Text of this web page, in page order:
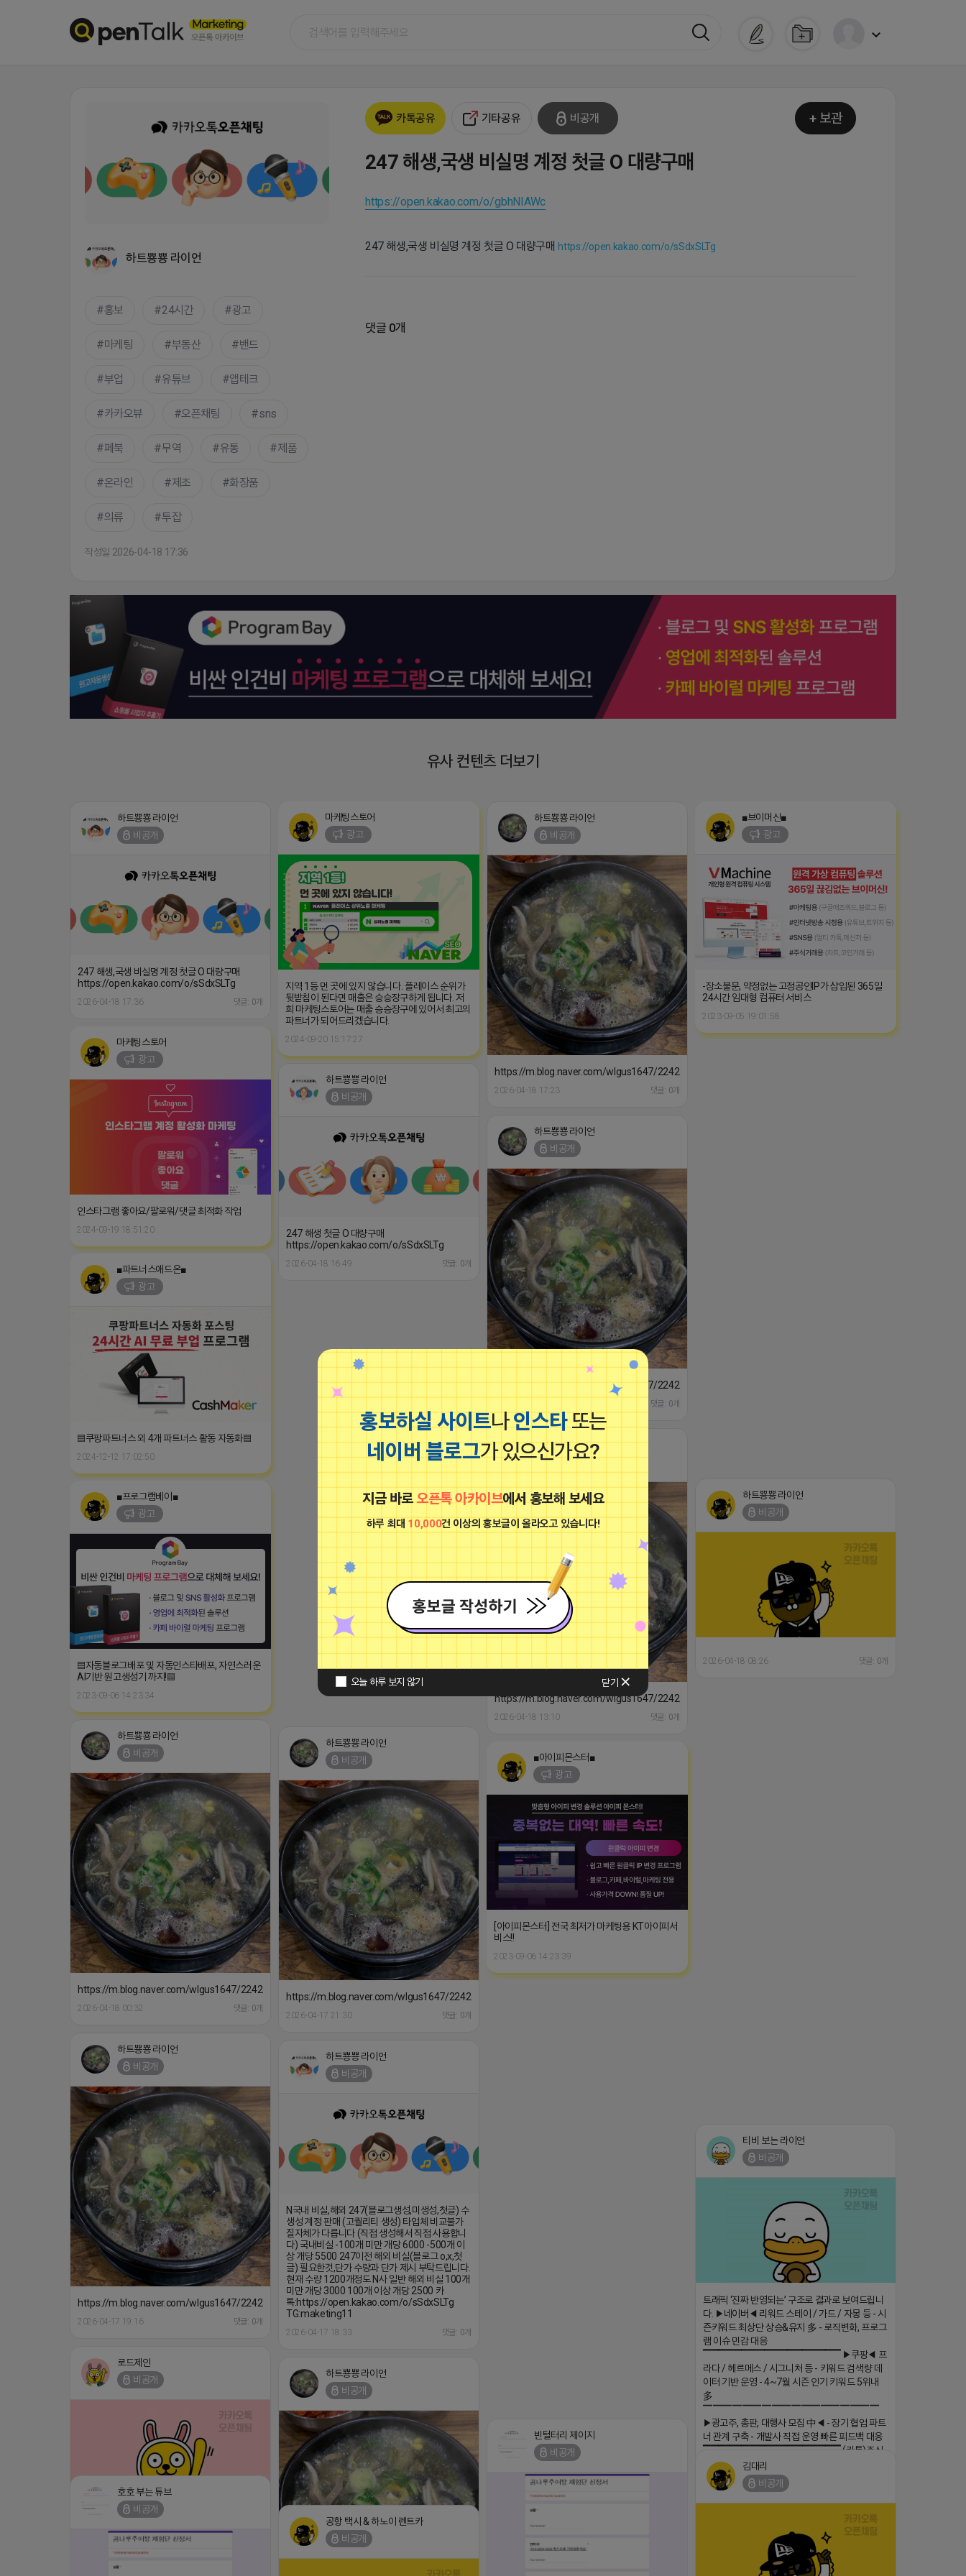
홍보하실 사이트나인스타또는
네이버 블로그가 있으신가요?
지금 바로오픈톡 아카이브에서 홍보해 보세요
하루 최대 10,000건 이상의 홍보글이 올라오고 있습니다!
오늘 하루 보지 않기 닫기
하트뿅뿅 라이언
홍보 24시간 광고
마케팅 부동산 밴드
부업 유튜브 앱테크
카카오뷰 오픈채팅 sns
페북 무역 유통 제품
온라인 제조 화장품
의류 투잡
작성일 2026-04-18 17:36
카톡공유 기타공유 비공개 + 보관
247 해생,국생 비실명 계정 첫글 O 대량구매
https://open.kakao.com/o/gbhNIAWc
247 해생,국생 비실명 계정 첫글 O 대량구매https://open.kakao.com/o/sSdxSLTg
댓글 0개
유사 컨텐츠 더보기
하트뿅뿅 라이언
비공개
247 해생,국생 비실명 계정 첫글 O 대량구매
https://open.kakao.com/o/sSdxSLTg
2026-04-18 17:36 댓글: 0개
마케팅스토어
광고
지역 1등 먼 곳에 있지 않습니다. 플레이스 순위가
뒷받침이 된다면 매출은 승승장구하게 됩니다. 저
희 마케팅스토어는 매출 승승장구에 있어서 최고의
파트너가 되어드리겠습니다.
2024-09-20 15:17:27
하트뿅뿅 라이언
비공개
https://m.blog.naver.com/wlgus1647/224253846149
2026-04-18 17:23 댓글: 0개
■브이머신■
광고
-장소불문, 약정없는 고정공인IP가 삽입된 365일
24시간 임대형 컴퓨터 서비스
2023-09-05 19:01:58
마케팅스토어
광고
인스타그램 좋아요/팔로워/댓글 최적화 작업
2024-09-19 18:51:20
하트뿅뿅 라이언
비공개
247 해생 첫글 O 대량구매
https://open.kakao.com/o/sSdxSLTg
2026-04-18 16:49 댓글: 0개
하트뿅뿅 라이언
비공개
https://m.blog.naver.com/wlgus1647/224253846149
댓글: 0개
■파트너스애드온■
광고
▤쿠팡파트너스 외 4개 파트너스 활동 자동화▤
2024-12-12 17:02:50
하트뿅뿅 라이언
비공개
https://m.blog.naver.com/wlgus1647/224253846149
2026-04-18 13:10 댓글: 0개
하트뿅뿅 라이언
비공개
2026-04-18 08:26 댓글: 0개
■프로그램베이■
광고
▤자동블로그배포 및 자동인스타배포, 자연스러운
AI기반 원고생성기 까지!▤
2023-09-06 14:23:34
하트뿅뿅 라이언
비공개
https://m.blog.naver.com/wlgus1647/224253846149
2026-04-18 00:32 댓글: 0개
하트뿅뿅 라이언
비공개
https://m.blog.naver.com/wlgus1647/224253846149
2026-04-17 21:30 댓글: 0개
■아이피몬스터■
광고
[아이피몬스터] 전국 최저가 마케팅용 KT아이피서
비스!!
2023-09-06 14:23:39
하트뿅뿅 라이언
비공개
https://m.blog.naver.com/wlgus1647/224253846149
2026-04-17 19:16 댓글: 0개
하트뿅뿅 라이언
비공개
N국내 비실,해외 247(블로그생성,미생성,첫글) 수
생성 계정 판매 (고퀄리티 생성) 타업체 비교불가
질자체가 다릅니다 (직접 생성해서 직접 사용합니
다) 국내비실 -100개 미만 개당 6000 -500개 이
상 개당 5500 247이전 해외 비실(블로그 o,x,첫
글) 필요한것,단가 수량과 단가 제시 부탁드립니다.
현재 수량 1200개정도 N사 일반 해외 비실 100개
미만 개당 3000 100개 이상 개당 2500 카
톡:https://open.kakao.com/o/sSdxSLTg
TG:maketing11
2026-04-17 18:33 댓글: 0개
티비 보는 라이언
비공개
트래픽 ‘진짜 반영되는’ 구조로 결과로 보여드립니
다. ▶네이버◀ 리워드 스테이 / 가드 / 자몽 등 - 시
즌키워드 최상단 상승&유지 多 - 로직변화, 프로그
램 이슈 민감 대응
▔▔▔▔▔▔▔▔▔▔▔▔▔▔▔▔▔▔ ▶쿠팡◀ 프
라다 / 헤르메스 / 시그니처 등 - 키워드 검색량 데
이터 기반 운영 - 4~7월 시즌 인기 키워드 5위내
多
▔▔▔▔▔▔▔▔▔▔▔▔▔▔▔▔▔▔
▶광고주, 총판, 대행사 모집 中◀ - 장기 협업 파트
너 관계 구축 - 개발사 직접 운영 빠른 피드백 대응
▔▔▔▔▔▔▔▔▔▔▔▔▔▔▔▔▔▔ (카톡)주식
회사 더 풀림 https://더풀림상담.enn.kr https://
더풀림상담.enn.kr
댓글:20개
로드제인
비공개
2026-04-18 17:23
댓글:20개
하트뿅뿅 라이언
비공개
빈털터리 제이지
비공개
김대리
비공개
호호 부는 튜브
비공개
공항 택시 & 하노이 렌트카
비공개